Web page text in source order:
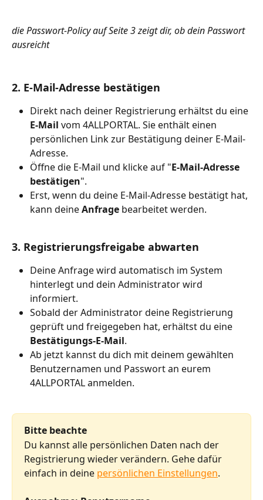
die Passwort-Policy auf Seite 3 zeigt dir, ob dein Passwort
ausreicht
2. E-Mail-Adresse bestätigen
Direkt nach deiner Registrierung erhältst du eine
E-Mail vom 4ALLPORTAL. Sie enthält einen
persönlichen Link zur Bestätigung deiner E-Mail-
Adresse.
Öffne die E-Mail und klicke auf "E-Mail-Adresse
bestätigen".
Erst, wenn du deine E-Mail-Adresse bestätigt hat,
kann deine Anfrage bearbeitet werden.
3. Registrierungsfreigabe abwarten
Deine Anfrage wird automatisch im System
hinterlegt und dein Administrator wird
informiert.
Sobald der Administrator deine Registrierung
geprüft und freigegeben hat, erhältst du eine
Bestätigungs-E-Mail.
Ab jetzt kannst du dich mit deinem gewählten
Benutzernamen und Passwort an eurem
4ALLPORTAL anmelden.
Bitte beachte
Du kannst alle persönlichen Daten nach der
Registrierung wieder verändern. Gehe dafür
einfach in deine persönlichen Einstellungen.